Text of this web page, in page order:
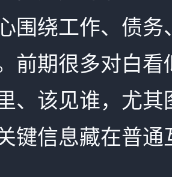
围绕工作、债
前期很多对白
、该见谁，尤
键信息藏在普